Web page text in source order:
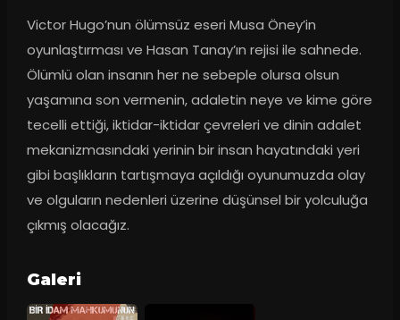
Victor Hugo’nun ölümsüz eseri Musa Öney’in
oyunlaştırması ve Hasan Tanay’ın rejisi ile sahnede.
Ölümlü olan insanın her ne sebeple olursa olsun
yaşamına son vermenin, adaletin neye ve kime göre
tecelli ettiği, iktidar-iktidar çevreleri ve dinin adalet
mekanizmasındaki yerinin bir insan hayatındaki yeri
gibi başlıkların tartışmaya açıldığı oyunumuzda olay
ve olguların nedenleri üzerine düşünsel bir yolculuğa
çıkmış olacağız.
Galeri